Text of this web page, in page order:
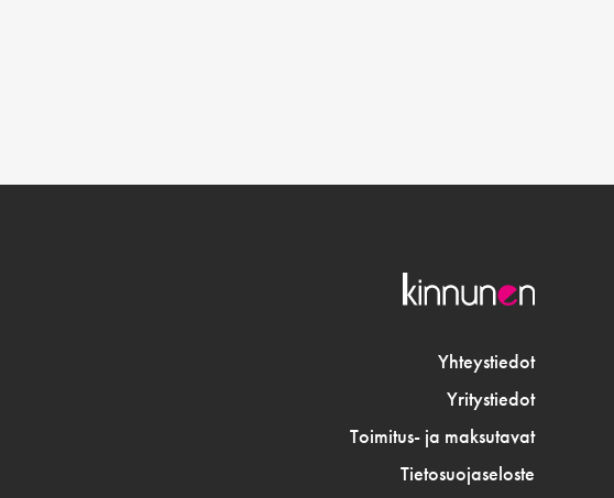
Yhteystiedot
Yritystiedot
Toimitus- ja maksutavat
Tietosuojaseloste